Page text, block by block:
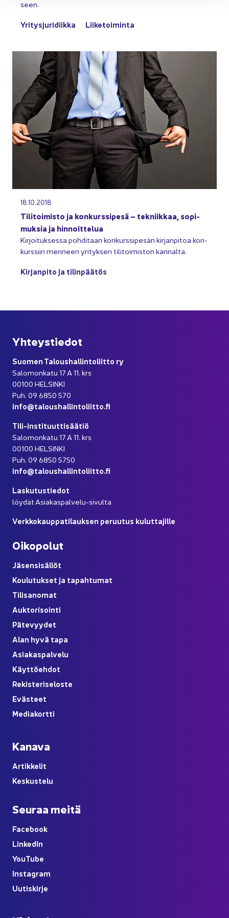
seen.
Yri­tys­ju­ri­diik­ka Lii­ke­toi­min­ta
18.10.2018
Ti­li­toi­mis­to ja kon­kurs­si­pe­sä – tek­niik­kaa, so­pi­
muk­sia ja hin­noit­te­lua
Kir­joi­tuk­ses­sa poh­di­taan kon­kurs­si­pe­sän kir­jan­pi­toa kon­
kurs­siin men­neen yri­tyk­sen ti­li­toi­mis­ton kan­nal­ta.
Kir­jan­pi­to ja ti­lin­pää­tös
Yh­teys­tie­dot
Suo­men Ta­lous­hal­lin­to­liit­to ry
Sa­lo­mon­ka­tu 17 A 11. krs
00100 HEL­SIN­KI
Puh. 09 6850 570
info@ta­lous­hal­lin­to­liit­to.fi
Tili-​instituuttisäätiö
Sa­lo­mon­ka­tu 17 A 11. krs
00100 HEL­SIN­KI
Puh. 09 6850 5750
info@ta­lous­hal­lin­to­liit­to.fi
Las­ku­tus­tie­dot
löy­dät Asiakaspalvelu-​sivulta
Verk­ko­kaup­pa­ti­lauk­sen pe­ruu­tus ku­lut­ta­jil­le
Oi­ko­po­lut
Jä­sen­si­säl­löt
Kou­lu­tuk­set ja ta­pah­tu­mat
Ti­li­sa­no­mat
Auk­to­ri­soin­ti
Pä­te­vyy­det
Alan hyvä tapa
Asia­kas­pal­ve­lu
Käyt­tö­eh­dot
Re­kis­te­ri­se­los­te
Eväs­teet
Me­dia­kort­ti
Ka­na­va
Ar­tik­ke­lit
Kes­kus­te­lu
Seu­raa meitä
Face­book
Lin­ke­dIn
YouTube
Ins­ta­gram
Uu­tis­kir­je